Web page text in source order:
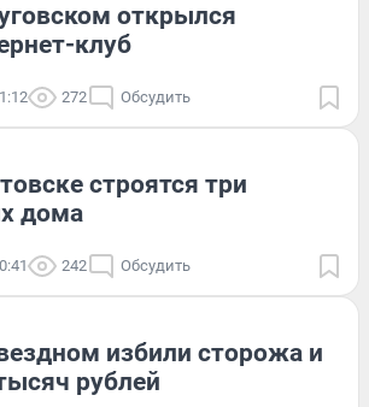
открылся
клуб
272 Обсудить
строятся три
дома
242 Обсудить
избили сторожа и
рублей